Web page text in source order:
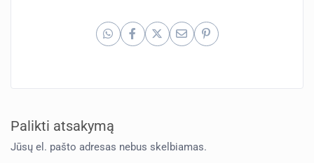
Palikti atsakymą
Jūsų el. pašto adresas nebus skelbiamas.